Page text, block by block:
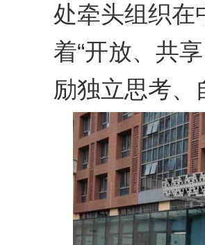
处牵头组织在
着“开放、共
励独立思考、